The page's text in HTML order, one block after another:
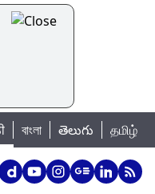
शहरातील 7 तलावांमधील जलसाठा
বাংলা తెలుగు தமிழ்